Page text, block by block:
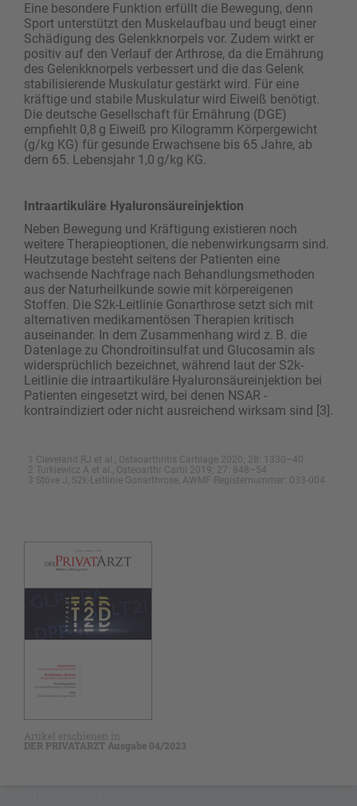
Eine besondere Funktion erfüllt die Bewegung, denn
Sport unterstützt den Muskelaufbau und beugt einer
Schädigung des Gelenkknorpels vor. Zudem wirkt er
positiv auf den Verlauf der Arthrose, da die Ernährung
des Gelenkknorpels verbessert und die das Gelenk
stabilisierende Muskulatur gestärkt wird. Für eine
kräftige und stabile Muskulatur wird Eiweiß benötigt.
Die deutsche Gesellschaft für Ernährung (DGE)
empfiehlt 0,8 g Eiweiß pro Kilogramm Körpergewicht
(g/kg KG) für gesunde Erwachsene bis 65 Jahre, ab
dem 65. Lebensjahr 1,0 g/kg KG.
Intraartikuläre Hyaluronsäureinjektion
Neben Bewegung und Kräftigung existieren noch
weitere Therapieoptionen, die nebenwirkungsarm sind.
Heutzutage besteht seitens der Patienten eine
wachsende Nachfrage nach Behandlungsmethoden
aus der Naturheilkunde sowie mit körpereigenen
Stoffen. Die S2k-Leitlinie Gonarthrose setzt sich mit
alternativen medikamentösen Therapien kritisch
auseinander. In dem Zusammenhang wird z. B. die
Datenlage zu Chondroitinsulfat und Glucosamin als
widersprüchlich bezeichnet, während laut der S2k-
Leitlinie die intraartikuläre Hyalu­ron­säureinjektion bei
Patienten eingesetzt wird, bei denen NSAR ­
kontraindiziert oder nicht ausreichend wirksam sind [3].
1 Cleveland RJ et al., Osteoarthritis Cartilage 2020; 28: 1330–40
2 Turkiewicz A et al., Osteoarthr Cartil 2019; 27: 848–54
3 Stöve J, S2k-Leitlinie Gonarthrose, AWMF Registernummer: 033-004
Artikel erschienen in
DER PRIVATARZT Ausgabe 04/2023